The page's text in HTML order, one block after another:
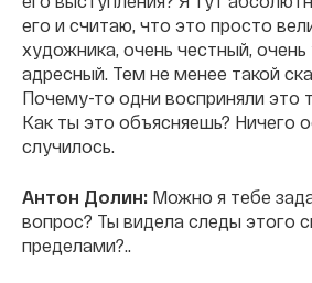
его и считаю, что это просто
художника, очень честный,
адресный. Тем не менее такой
Почему-то одни восприняли это
Как ты это объясняешь? Ничего
случилось.
Антон Долин: Можно я тебе
вопрос? Ты видела следы этого
пределами?..